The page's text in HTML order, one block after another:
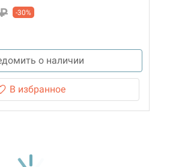
-30%
о наличии
В избранное